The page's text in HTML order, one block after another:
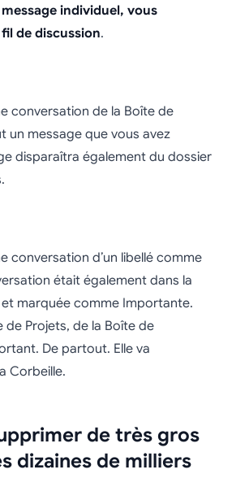
individuel, vous
de discussion.
conversation de la Boîte de
un message que vous avez
disparaîtra également du dossier
conversation d’un libellé comme
était également dans la
marquée comme Importante.
de Projets, de la Boîte de
De partout. Elle va
Corbeille.
de très gros
dizaines de milliers